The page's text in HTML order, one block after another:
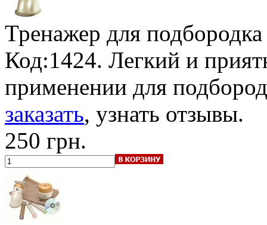
Тренажер для
Код:1424. Легкий и
применении для
заказать, узнать отзывы.
250 грн.